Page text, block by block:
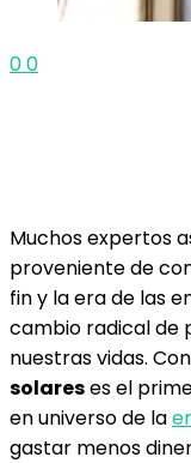
00
Muchos expertos
proveniente de
fin y la era de las
cambio radical de
nuestras vidas.
solareses el
en universo de la
gastar menos